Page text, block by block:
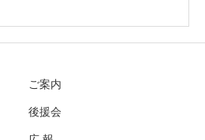
ご案内
後援会